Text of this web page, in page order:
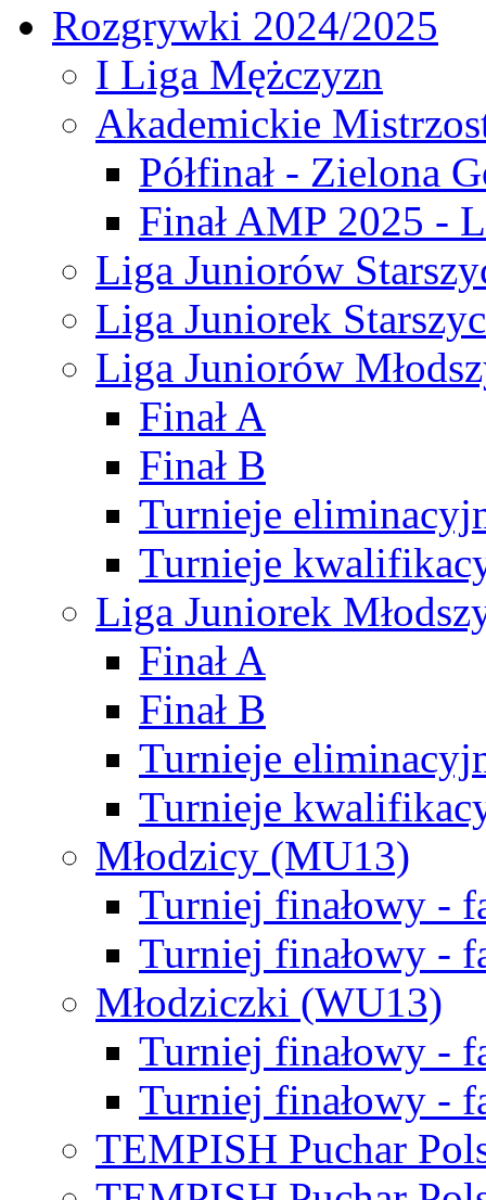
Rozgrywki 2024/2025
I Liga Mężczyzn
Akademickie
Półfinał - Zielona
Finał AMP 2025 -
Liga Juniorów
Liga Juniorek
Liga Juniorów
Finał A
Finał B
Turnieje
Turnieje
Liga Juniorek
Finał A
Finał B
Turnieje
Turnieje
Młodzicy (MU13)
Turniej finałowy -
Turniej finałowy -
Młodziczki (WU13)
Turniej finałowy -
Turniej finałowy -
TEMPISH Puchar